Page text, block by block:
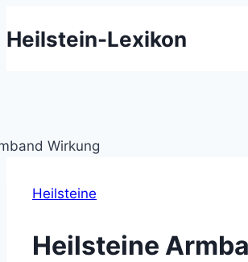
Inhalt
Heilstein-Lexikon
Heilsteine
Heilsteine